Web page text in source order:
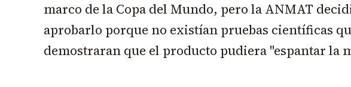
marco de la Copa del Mundo, pero la ANMAT
aprobarlo porque no existían pruebas científicas
demostraran que el producto pudiera "espantar la